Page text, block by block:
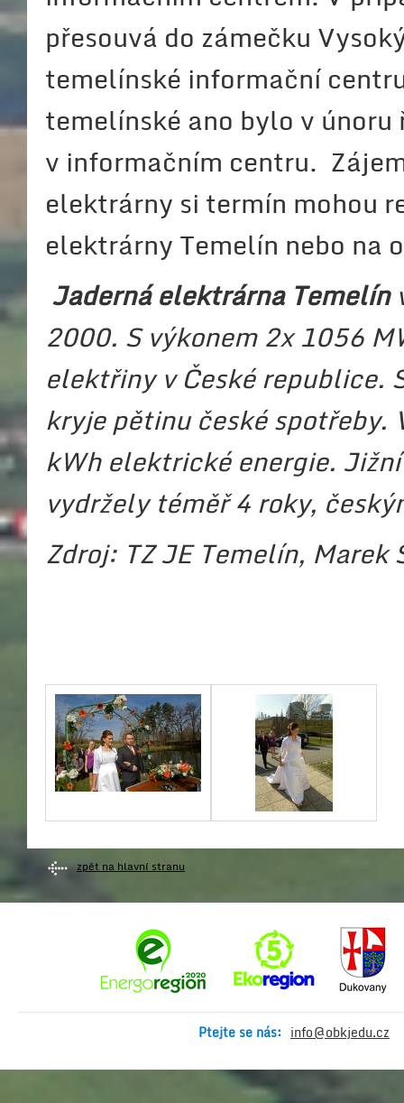
přesouvá do zámečku
temelínské informační
temelínské ano bylo v
v informačním centru.
elektrárny si termín mohou
elektrárny Temelín nebo na
Jaderná elektrárna Temelín
2000. S výkonem 2x 1056
elektřiny v České republice.
kryje pětinu české
kWh elektrické energie.
vydržely téměř 4 roky,
Zdroj: TZ JE Temelín,
zpět na hlavní stranu
Ptejte se nás: info@obkjedu.cz